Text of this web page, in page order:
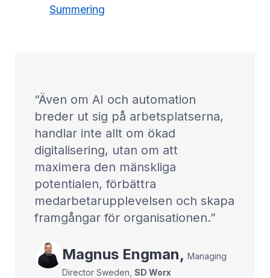
Summering
Även om AI och automation
breder ut sig på arbetsplatserna,
handlar inte allt om ökad
digitalisering, utan om att
maximera den mänskliga
potentialen, förbättra
medarbetarupplevelsen och skapa
framgångar för organisationen.
Magnus Engman,Managing
Director Sweden ,SD Worx